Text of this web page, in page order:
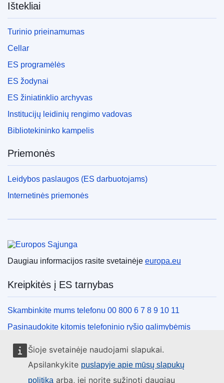
Šioje svetainėje naudojami slapukai.
Apsilankykite puslapyje apie mūsų slapukų
politiką arba, jei norite sužinoti daugiau
Ištekliai
Turinio prieinamumas
Cellar
ES programėlės
ES žodynai
ES žiniatinklio archyvas
Institucijų leidinių rengimo vadovas
Bibliotekininko kampelis
Priemonės
Leidybos paslaugos (ES darbuotojams)
Internetinės priemonės
Europos Sąjunga
Daugiau informacijos rasite svetainėje europa.eu
Kreipkitės į ES tarnybas
Skambinkite mums telefonu 00 800 6 7 8 9 10 11
Pasinaudokite kitomis telefoninio ryšio galimybėmis
Rašykite mums naudodamiesi kontaktine forma
Susitikime viename iš ES biurų